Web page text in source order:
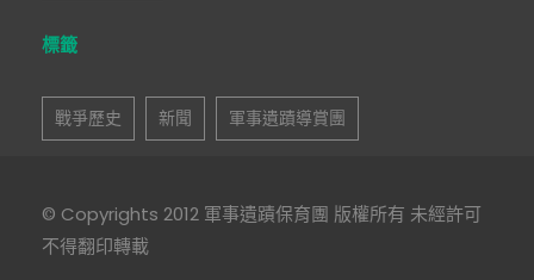
標籤
戰爭歷史 新聞 軍事遺蹟導賞團
© Copyrights 2012 軍事遺蹟保育團 版權所有 未經許可
不得翻印轉載